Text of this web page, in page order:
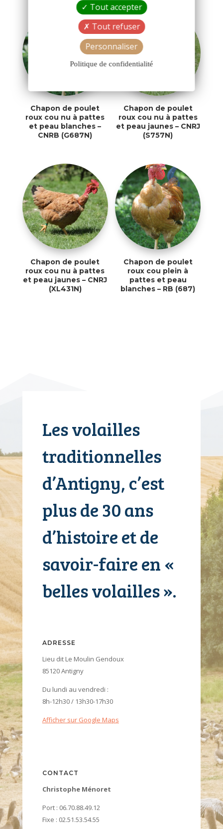
Chapon de poulet
roux cou nu à pattes
et peau blanches –
CNRB (G687N)
Chapon de poulet
roux cou nu à pattes
et peau jaunes – CNRJ
(S757N)
Chapon de poulet
roux cou nu à pattes
et peau jaunes – CNRJ
(XL431N)
Chapon de poulet
roux cou plein à
pattes et peau
blanches – RB (687)
Les volailles
traditionnelles
d’Antigny, c’est
plus de 30 ans
d’histoire et de
savoir-faire en «
belles volailles ».
ADRESSE
Lieu dit Le Moulin Gendoux
85120 Antigny
Du lundi au vendredi :
8h-12h30 / 13h30-17h30
Afficher sur Google Maps
CONTACT
Christophe Ménoret
Port : 06.70.88.49.12
Fixe : 02.51.53.54.55
Tout accepter
Tout refuser
Personnaliser
Politique de confidentialité